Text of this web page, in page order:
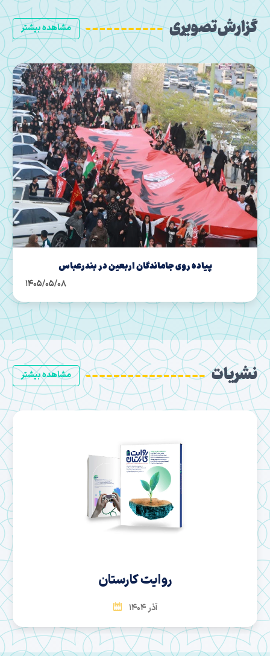
مشاهده بیشتر گزارش تصویری
نشست رئیس سازمان تبلیغات اسلامی با امام جمعه قشم
1405/05/01
مشاهده بیشتر نشریات
سها
بهمن 1404